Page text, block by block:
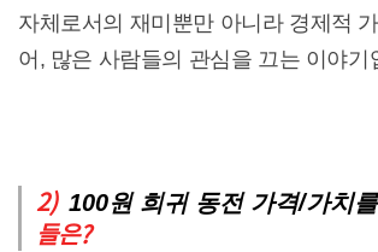
자체로서의 재미뿐만 아니라 경제적
어, 많은 사람들의 관심을 끄는 이야기
2) 100원 희귀 동전 가격/가치를
들은?